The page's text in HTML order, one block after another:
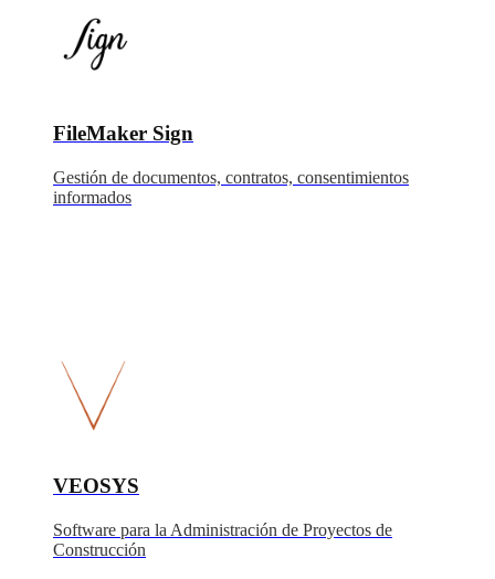
FileMaker Sign
Gestión de documentos, contratos, consentimientos
informados
VEOSYS
Software para la Administración de Proyectos de
Construcción